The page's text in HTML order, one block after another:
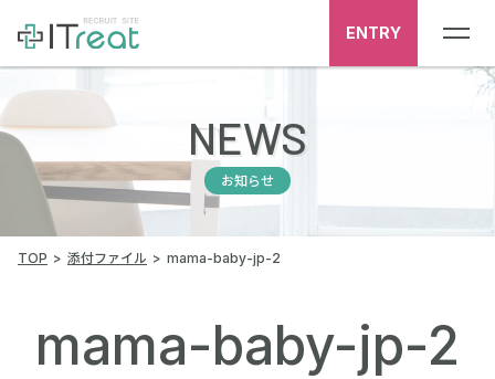
ENTRY
NEWS
お知らせ
TOP 添付ファイル mama-baby-jp-2
mama-baby-jp-2